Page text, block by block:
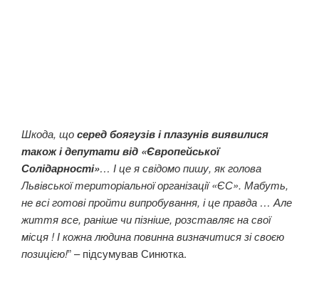
Шкода, щосеред боягузів і плазунів виявилися
також і депутати від «Європейської
Солідарності»… І це я свідомо пишу, як голова
Львівської територіальної організації «ЄС». Мабуть,
не всі готові пройти випробування, і це правда … Але
життя все, раніше чи пізніше, розставляє на свої
місця ! І кожна людина повинна визначитися зі своєю
позицією!” – підсумував Синютка.